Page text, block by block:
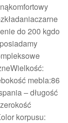
do 200 kgdo
mebla:86
– długość
korpusu: